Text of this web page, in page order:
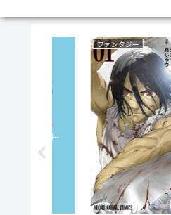
サバイバルホラー